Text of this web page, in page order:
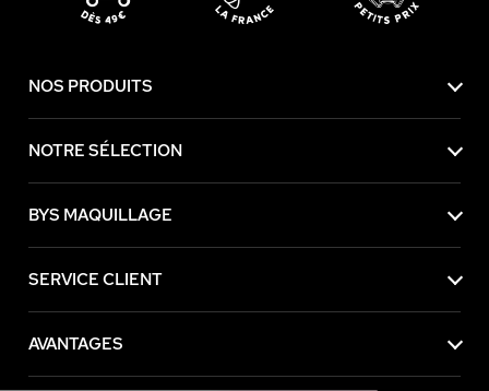
NOS PRODUITS
NOTRE SÉLECTION
BYS MAQUILLAGE
SERVICE CLIENT
AVANTAGES